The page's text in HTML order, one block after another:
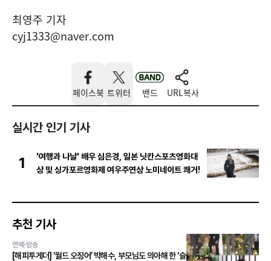
최영주 기자
cyj1333@naver.com
페이스북 트위터 밴드 URL복사
실시간 인기 기사
1
'여행과 나날' 배우 심은경, 일본 닛칸스포츠영화대
상 및 싱가포르영화제 여우주연상 노미네이트 쾌거!
추천 기사
연예·방송
[해피투게더] ‘월드 오징어’ 박해수, 부모님도 의아해 한 ‘슬